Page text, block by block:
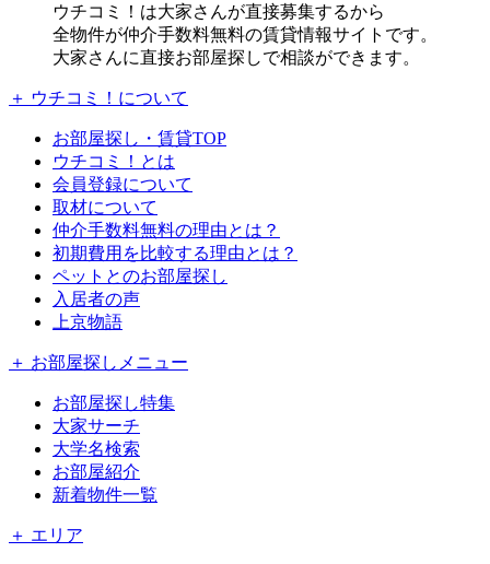
ウチコミ！は大家さんが直接募集するから
全物件が仲介手数料無料の賃貸情報サイトです。
大家さんに直接お部屋探しで相談ができます。
＋ ウチコミ！について
お部屋探し・賃貸TOP
ウチコミ！とは
会員登録について
取材について
仲介手数料無料の理由とは？
初期費用を比較する理由とは？
ペットとのお部屋探し
入居者の声
上京物語
＋ お部屋探しメニュー
お部屋探し特集
大家サーチ
大学名検索
お部屋紹介
新着物件一覧
＋ エリア